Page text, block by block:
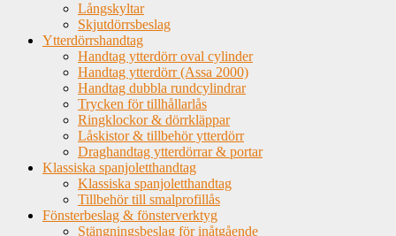
Långskyltar
Skjutdörrsbeslag
Ytterdörrshandtag
Handtag ytterdörr oval cylinder
Handtag ytterdörr (Assa 2000)
Handtag dubbla rundcylindrar
Trycken för tillhållarlås
Ringklockor & dörrkläppar
Låskistor & tillbehör ytterdörr
Draghandtag ytterdörrar & portar
Klassiska spanjoletthandtag
Klassiska spanjoletthandtag
Tillbehör till smalprofillås
Fönsterbeslag & fönsterverktyg
Stängningsbeslag för inåtgående